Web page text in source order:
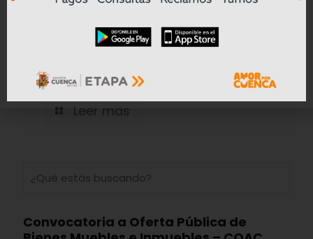
Prefectura del Azuay prepara la vía
antigua Cuenca – Girón – Pasaje
Leer mas
Convocatoria a Oferta Pública de